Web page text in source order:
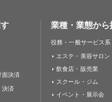
面決済
決済
業種・業態から
役務・一般サービス系
エステ・美容サロン
飲食店・販売業
スクール・ジム
イベント・展示会